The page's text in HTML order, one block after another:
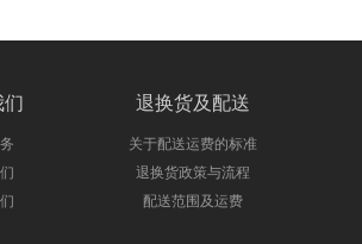
们 退换货及配送
关于配送运费的标准
退换货政策与流程
配送范围及运费